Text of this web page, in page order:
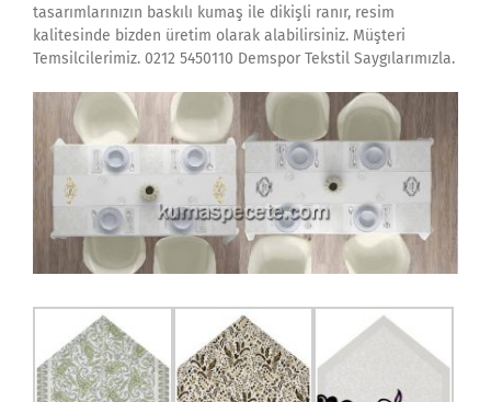
tasarımlarınızın baskılı kumaş ile dikişli ranır, resim
kalitesinde bizden üretim olarak alabilirsiniz. Müşteri
Temsilcilerimiz. 0212 5450110 Demspor Tekstil Saygılarımızla.